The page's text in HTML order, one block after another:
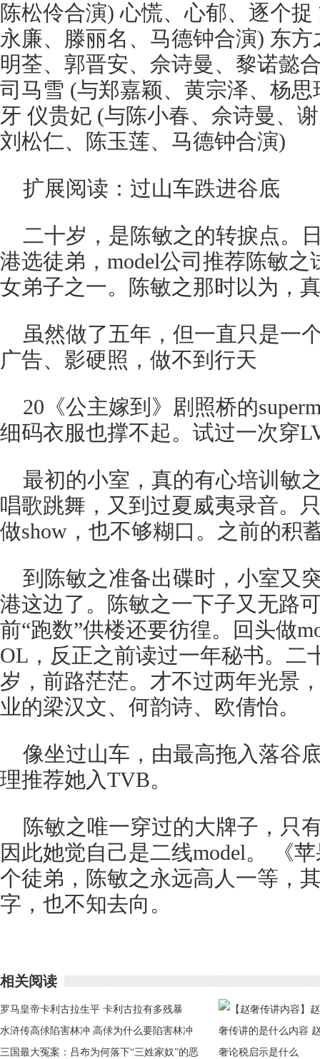
陈松伶合演) 心慌、心郁、逐个
永廉、滕丽名、马德钟合演) 东
明荃、郭晋安、佘诗曼、黎诺懿
司马雪 (与郑嘉颖、黄宗泽、杨
牙 仪贵妃 (与陈小春、佘诗曼、
刘松仁、陈玉莲、马德钟合演)
扩展阅读：过山车跌进谷底
二十岁，是陈敏之的转捩点。
港选徒弟，model公司推荐陈敏
女弟子之一。陈敏之那时以为，
虽然做了五年，但一直只是一
广告、影硬照，做不到行天
20《公主嫁到》剧照桥的
细码衣服也撑不起。试过一次穿
最初的小室，真的有心培训敏
唱歌跳舞，又到过夏威夷录音。
做show，也不够糊口。之前的积
到陈敏之准备出碟时，小室又
港这边了。陈敏之一下子又无路
前“跑数”供楼还要彷徨。回头做
OL，反正之前读过一年秘书。二
岁，前路茫茫。才不过两年光景
业的梁汉文、何韵诗、欧倩怡。
像坐过山车，由最高拖入落
理推荐她入TVB。
陈敏之唯一穿过的大牌子，只
因此她觉自己是二线model。 《
个徒弟，陈敏之永远高人一等，
字，也不知去向。
相关阅读
罗马皇帝卡利古拉生平 卡利古拉有多残暴
水浒传高俅陷害林冲 高俅为什么要陷害林冲
三国最大冤案：吕布为何落下“三姓家奴”的恶